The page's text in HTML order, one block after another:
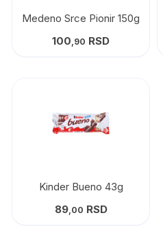
Medeno Srce Pionir 150g
100,90 RSD
Kinder Bueno 43g
89,00 RSD